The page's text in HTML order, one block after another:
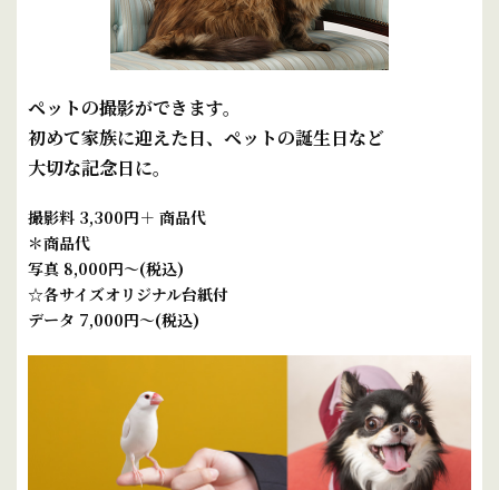
ペットの撮影ができます。
初めて家族に迎えた日、ペットの誕生日など
大切な記念日に。
撮影料 3,300円＋ 商品代
＊商品代
写真 8,000円～(税込)
☆各サイズオリジナル台紙付
データ 7,000円～(税込)